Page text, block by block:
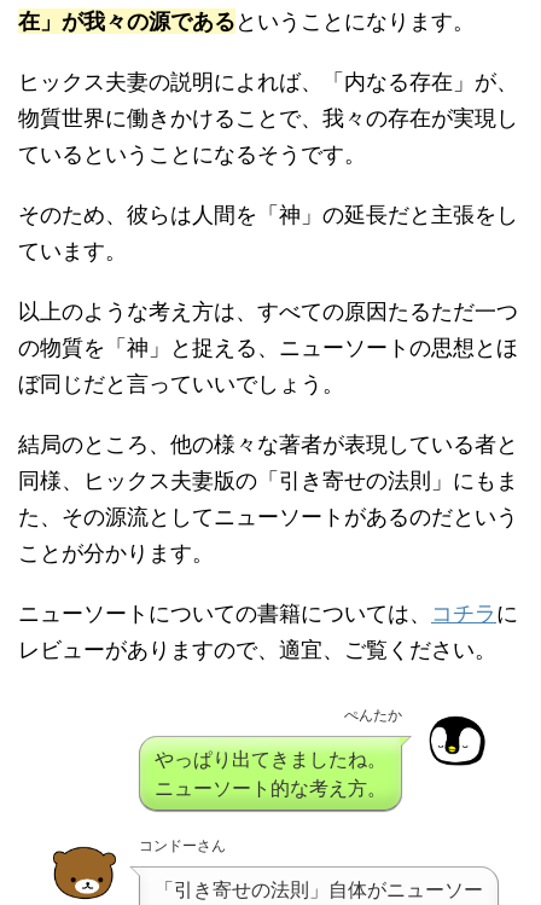
在」が我々の源であるということになります。
ヒックス夫妻の説明によれば、「内なる存在」が、
物質世界に働きかけることで、我々の存在が実現し
ているということになるそうです。
そのため、彼らは人間を「神」の延長だと主張をし
ています。
以上のような考え方は、すべての原因たるただ一つ
の物質を「神」と捉える、ニューソートの思想とほ
ぼ同じだと言っていいでしょう。
結局のところ、他の様々な著者が表現している者と
同様、ヒックス夫妻版の「引き寄せの法則」にもま
た、その源流としてニューソートがあるのだという
ことが分かります。
ニューソートについての書籍については、 コチラに
レビューがありますので、適宜、ご覧ください。
ぺんたか
やっぱり出てきましたね。
ニューソート的な考え方。
コンドーさん
「引き寄せの法則」自体がニューソー